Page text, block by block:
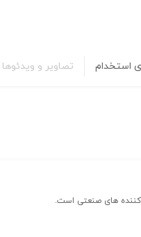
استخدام تصاویر و ویدئوها
کننده های صنعتی است.